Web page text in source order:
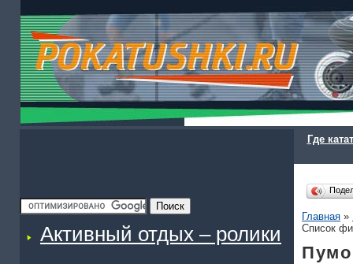
Где
Активный отдых – ролики
Главная »
Cписок